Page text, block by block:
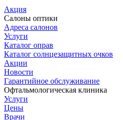
Акция
Салоны оптики
Адреса салонов
Услуги
Каталог оправ
Каталог солнцезащитных очков
Акции
Новости
Гарантийное обслуживание
Офтальмологическая клиника
Услуги
Цены
Врачи